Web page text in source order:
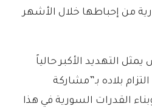
من إحباطها خلال الأشهر
التهديد الأكبر حالياً
بلاده بـ”مشاركة
القدرات السورية في هذا